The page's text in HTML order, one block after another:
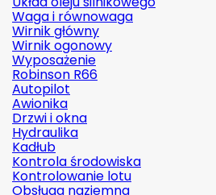
Waga i równowaga
Wirnik główny
Wirnik ogonowy
Wyposażenie
Robinson R66
Autopilot
Awionika
Drzwi i okna
Hydraulika
Kadłub
Kontrola środowiska
Kontrolowanie lotu
Obsługa naziemna